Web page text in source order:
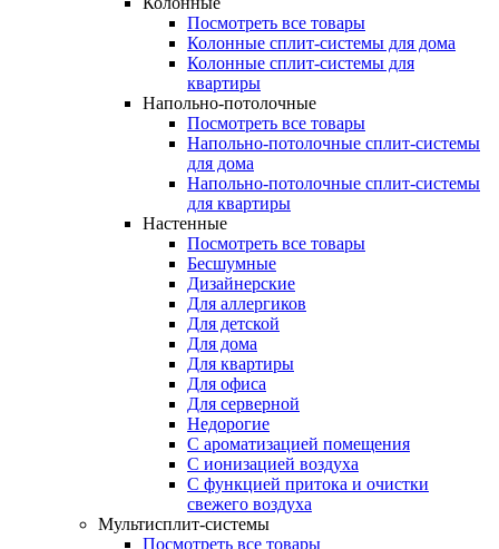
Посмотреть все товары
Колонные сплит-системы для дома
Колонные сплит-системы для
квартиры
Напольно-потолочные
Посмотреть все товары
Напольно-потолочные сплит-системы
для дома
Напольно-потолочные сплит-системы
для квартиры
Настенные
Посмотреть все товары
Бесшумные
Дизайнерские
Для аллергиков
Для детской
Для дома
Для квартиры
Для офиса
Для серверной
Недорогие
С ароматизацией помещения
С ионизацией воздуха
С функцией притока и очистки
свежего воздуха
Мультисплит-системы
Посмотреть все товары